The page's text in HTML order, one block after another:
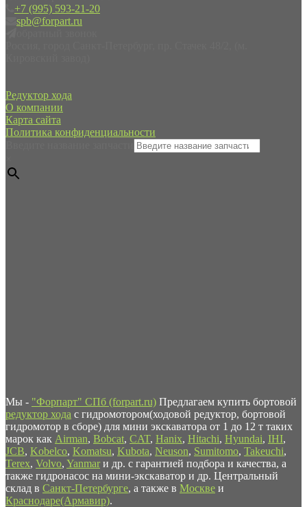
+7 (995) 593-21-20
spb@forpart.ru
Редуктор хода
О компании
Карта сайта
Политика конфиденциальности
Мы - "Форпарт" СПб (forpart.ru) Предлагаем купить бортовой
редуктор хода с гидромотором(ходовой редуктор, бортовой
гидромотор в сборе) для мини экскаватора от 1 до 12 т таких
марок как Airman, Bobcat, CAT, Hanix, Hitachi, Hyundai, IHI,
JCB, Kobelco, Komatsu, Kubota, Neuson, Sumitomo, Takeuchi,
Terex, Volvo, Yanmar и др. с гарантией подбора и качества, а
также гидронасос на мини-экскаватор и др. Центральный
склад в Санкт-Петербурге, а также в Москве и
Краснодаре(Армавир).